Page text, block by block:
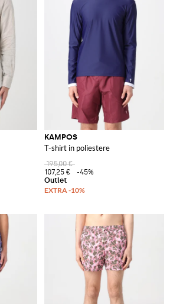
KAMPOS
T-shirt in poliestere
195,00 €
107,25 €
-45%